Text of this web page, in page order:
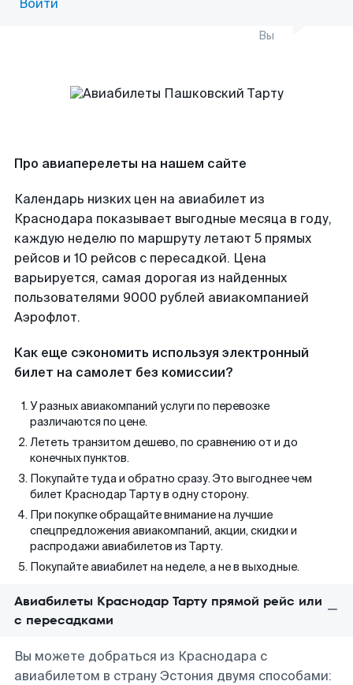
Войти
Вы
Про авиаперелеты на нашем сайте
Календарь низких цен на авиабилет из
Краснодара показывает выгодные месяца в году,
каждую неделю по маршруту летают 5 прямых
рейсов и 10 рейсов с пересадкой. Цена
варьируется, самая дорогая из найденных
пользователями 9000 рублей авиакомпанией
Аэрофлот.
Как еще сэкономить используя электронный
билет на самолет без комиссии?
У разных авиакомпаний услуги по перевозке
различаются по цене.
Лететь транзитом дешево, по сравнению от и до
конечных пунктов.
Покупайте туда и обратно сразу. Это выгоднее чем
билет Краснодар Тарту в одну сторону.
При покупке обращайте внимание на лучшие
спецпредложения авиакомпаний, акции, скидки и
распродажи авиабилетов из Тарту.
Покупайте авиабилет на неделе, а не в выходные.
Авиабилеты Краснодар Тарту прямой рейс или
с пересадками
Вы можете добраться из Краснодара с
авиабилетом в страну Эстония двумя способами: